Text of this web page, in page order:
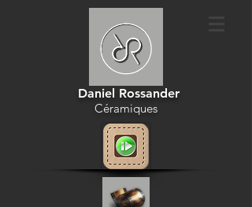
Daniel Rossander
Céramiques